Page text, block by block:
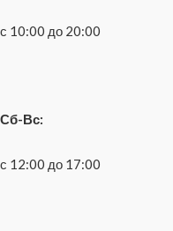
с 10:00 до 20:00
Сб-Вс:
с 12:00 до 17:00